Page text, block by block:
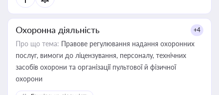
Охоронна діяльність +4
Про що тема: Правове регулювання надання охоронних
послуг, вимоги до ліцензування, персоналу, технічних
засобів охорони та організації пультової й фізичної
охорони